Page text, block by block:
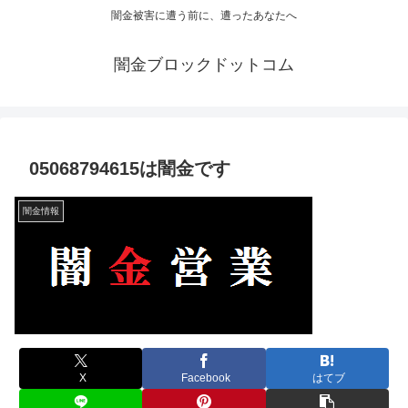
闇金被害に遭う前に、遭ったあなたへ
闇金ブロックドットコム
05068794615は闇金です
闇金情報
X Facebook はてブ